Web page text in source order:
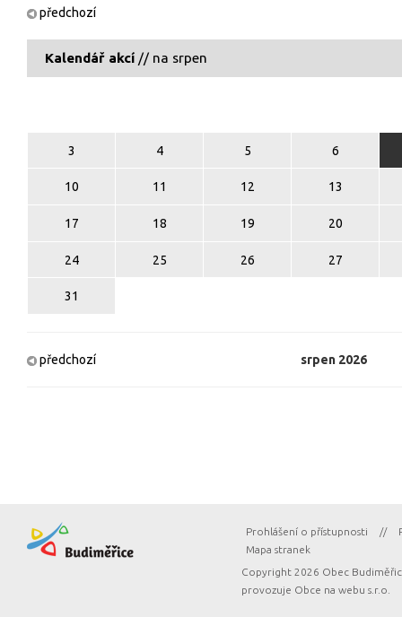
předchozí
Kalendář akcí // na srpen
3 4 5 6
10 11 12 13
17 18 19 20
24 25 26 27
31
předchozí srpen 2026
Prohlášení o přístupnosti //
Mapa stranek
Copyright 2026 Obec
provozuje Obce na webu s.r.o.